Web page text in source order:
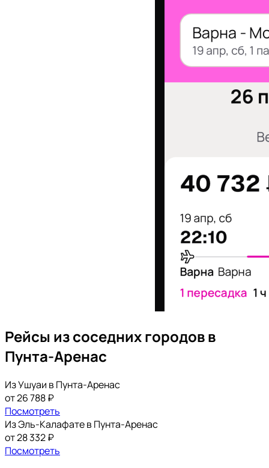
Рейсы из соседних городов в
Пунта-Аренас
Из Ушуаи в Пунта-Аренас
от 26 788 ₽
Посмотреть
Из Эль-Калафате в Пунта-Аренас
от 28 332 ₽
Посмотреть